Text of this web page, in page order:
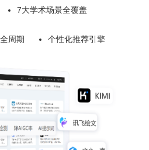
7大学术场景全覆盖
周期
个性化推荐引擎